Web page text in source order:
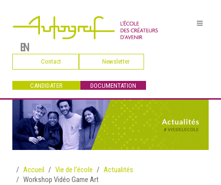
EN
Contact Newsletter
CANDIDATER DOCUMENTATION
Accueil Vie de l’école
Actualités
Workshop Vidéo Game Art